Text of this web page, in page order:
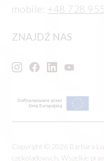
mobile: +48 728
ZNAJDŹ NAS
Copyright © 2026 Barbara
czekoladowych, Wszelkie